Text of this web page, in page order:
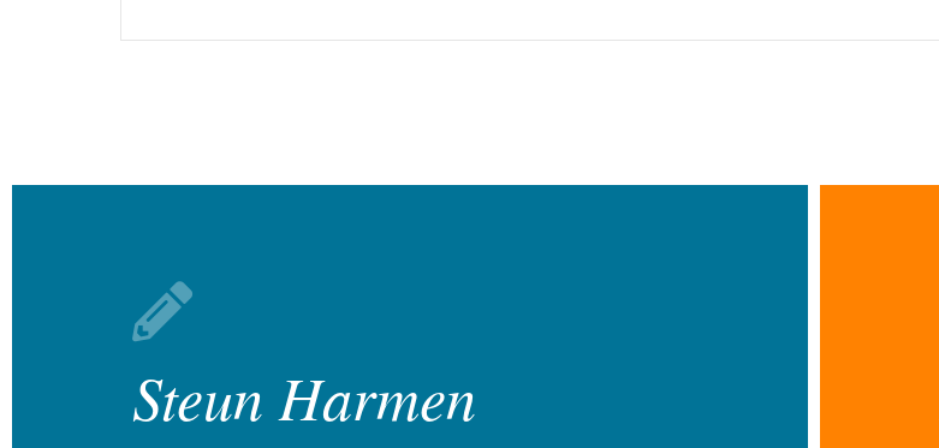
Steun Harmen